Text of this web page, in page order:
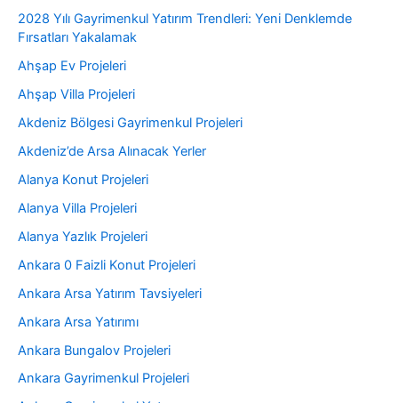
2028 Yılı Gayrimenkul Yatırım Trendleri: Yeni Denklemde
Fırsatları Yakalamak
Ahşap Ev Projeleri
Ahşap Villa Projeleri
Akdeniz Bölgesi Gayrimenkul Projeleri
Akdeniz’de Arsa Alınacak Yerler
Alanya Konut Projeleri
Alanya Villa Projeleri
Alanya Yazlık Projeleri
Ankara 0 Faizli Konut Projeleri
Ankara Arsa Yatırım Tavsiyeleri
Ankara Arsa Yatırımı
Ankara Bungalov Projeleri
Ankara Gayrimenkul Projeleri